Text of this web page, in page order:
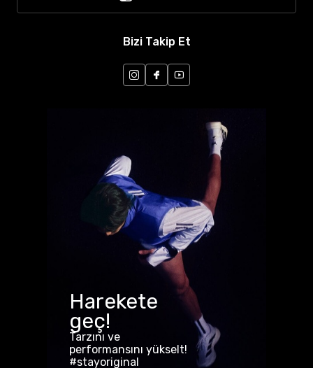
Bizi Takip Et
Harekete
geç!
Tarzını ve
performansını yükselt!
#stayoriginal